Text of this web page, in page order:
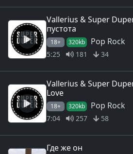
Vallerius & Super
пустота
18+ 320kb Pop Rock
5:25 181 34
Vallerius & Super
Love
18+ 320kb Pop Rock
7:04 257 58
Где же он